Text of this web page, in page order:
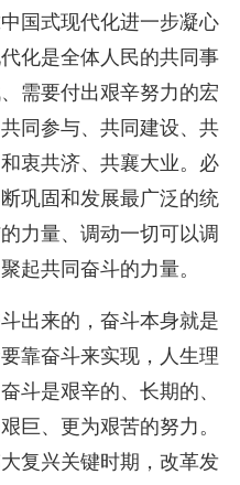
国式现代化进一步凝心
化是全体人民的共同事
需要付出艰辛努力的宏
同参与、共同建设、共
衷共济、共襄大业。必
巩固和发展最广泛的统
力量、调动一切可以调
起共同奋斗的力量。
出来的，奋斗本身就是
靠奋斗来实现，人生理
斗是艰辛的、长期的、
巨、更为艰苦的努力。
复兴关键时期，改革发